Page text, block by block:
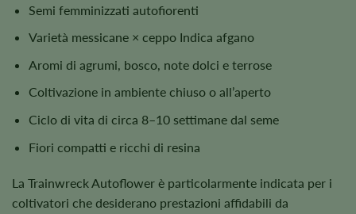
Semi femminizzati autofiorenti
Varietà messicane × ceppo Indica afgano
Aromi di agrumi, bosco, note dolci e terrose
Coltivazione in ambiente chiuso o all’aperto
Ciclo di vita di circa 8–10 settimane dal seme
Fiori compatti e ricchi di resina
La Trainwreck Autoflower è particolarmente indicata per i
coltivatori che desiderano prestazioni affidabili da